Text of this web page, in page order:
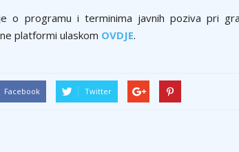
o programu i terminima javnih poziva pri
platformi ulaskom OVDJE.
Facebook Twitter